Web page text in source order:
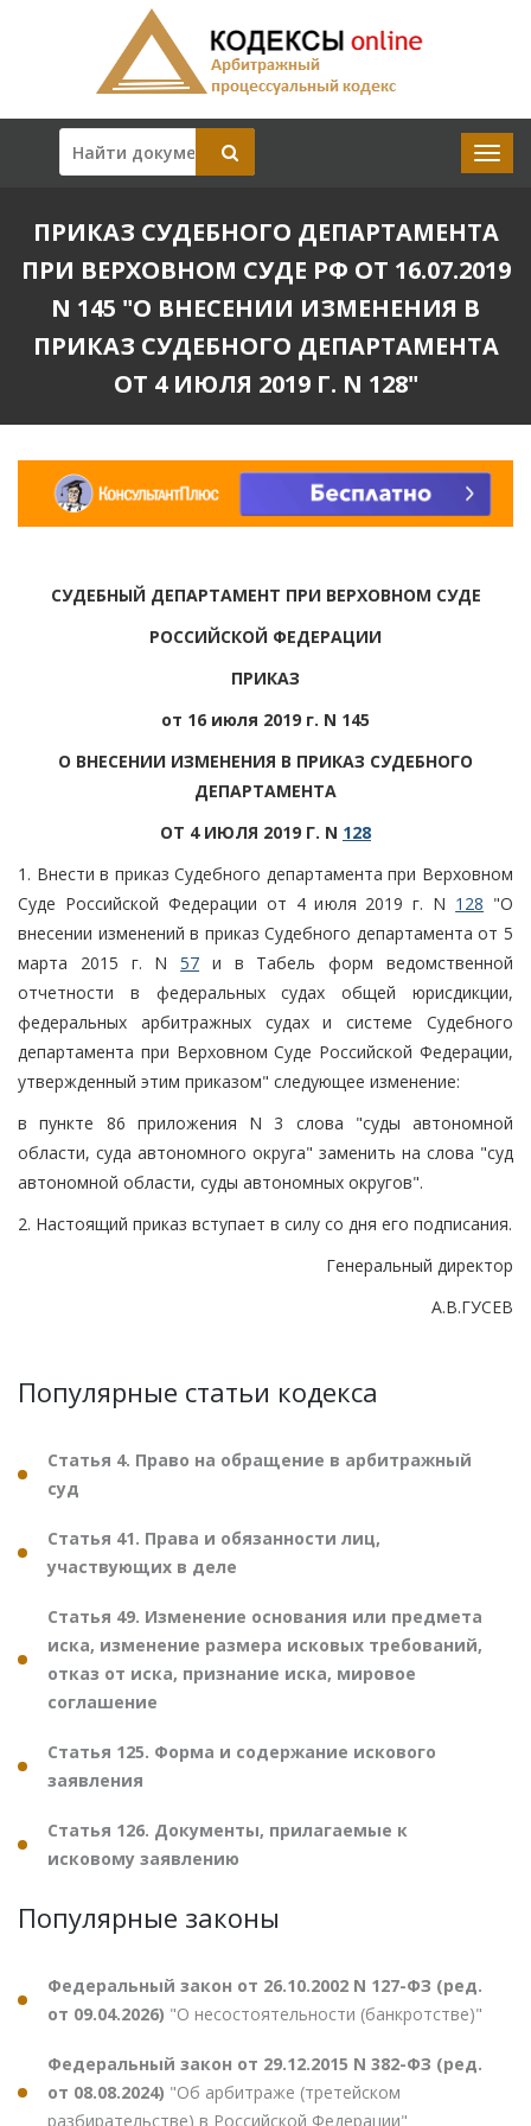
ПРИКАЗ СУДЕБНОГО ДЕПАРТАМЕНТА
ПРИ ВЕРХОВНОМ СУДЕ РФ ОТ 16.07.2019
N 145 "О ВНЕСЕНИИ ИЗМЕНЕНИЯ В
ПРИКАЗ СУДЕБНОГО ДЕПАРТАМЕНТА
ОТ 4 ИЮЛЯ 2019 Г. N 128"
СУДЕБНЫЙ ДЕПАРТАМЕНТ ПРИ ВЕРХОВНОМ СУДЕ
РОССИЙСКОЙ ФЕДЕРАЦИИ
ПРИКАЗ
от 16 июля 2019 г. N 145
О ВНЕСЕНИИ ИЗМЕНЕНИЯ В ПРИКАЗ СУДЕБНОГО
ДЕПАРТАМЕНТА
ОТ 4 ИЮЛЯ 2019 Г. N 128
1. Внести в приказ Судебного департамента при Верховном
Суде Российской Федерации от 4 июля 2019 г. N 128 "О
внесении изменений в приказ Судебного департамента от 5
марта 2015 г. N57 и в Табель форм ведомственной
отчетности в федеральных судах общей юрисдикции,
федеральных арбитражных судах и системе Судебного
департамента при Верховном Суде Российской Федерации,
утвержденный этим приказом" следующее изменение:
в пункте 86 приложения N 3 слова "суды автономной
области, суда автономного округа" заменить на слова "суд
автономной области, суды автономных округов".
2. Настоящий приказ вступает в силу со дня его подписания.
Генеральный директор
А.В.ГУСЕВ
Популярные статьи кодекса
Статья 4. Право на обращение в арбитражный
суд
Статья 41. Права и обязанности лиц,
участвующих в деле
Статья 49. Изменение основания или предмета
иска, изменение размера исковых требований,
отказ от иска, признание иска, мировое
соглашение
Статья 125. Форма и содержание искового
заявления
Статья 126. Документы, прилагаемые к
исковому заявлению
Популярные законы
Федеральный закон от 26.10.2002 N 127-ФЗ (ред.
от 09.04.2026) "О несостоятельности (банкротстве)"
Федеральный закон от 29.12.2015 N 382-ФЗ (ред.
от 08.08.2024) "Об арбитраже (третейском
разбирательстве) в Российской Федерации"